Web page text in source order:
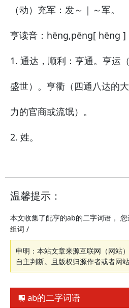
（动）充军： 发～｜～军。
亨读音：hēng,pēng[ hēng ]
1. 通达，顺利：亨通。亨运
盛世）。亨衢（四通八达的
力的官商或流氓）。
2. 姓。
温馨提示：
本文收集了配亨的ab的二字词语，
组词 /
申明：本站文章来源互联网（网站
自主判断。且版权归源作者或者网站
 ab的二字词语